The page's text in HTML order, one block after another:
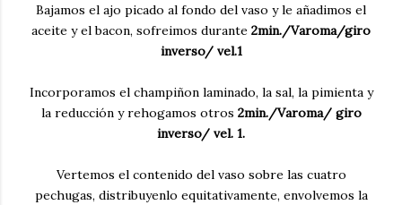
Bajamos el ajo picado al fondo del vaso y le añadimos el
aceite y el bacon, sofreimos durante 2min./Varoma/giro
inverso/ vel.1
Incorporamos el champiñon laminado, la sal, la pimienta y
la reducción y rehogamos otros 2min./Varoma/ giro
inverso/ vel. 1.
Vertemos el contenido del vaso sobre las cuatro
pechugas, distribuyenlo equitativamente, envolvemos la